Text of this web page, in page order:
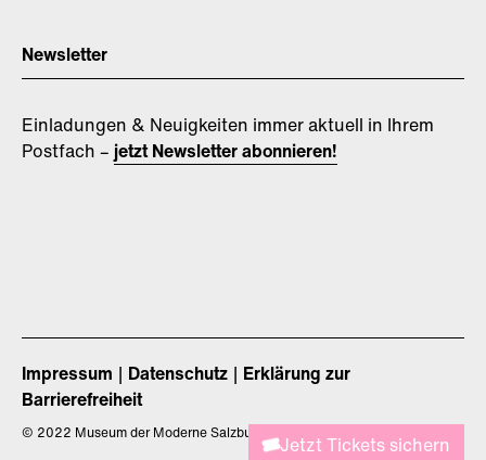
Newsletter
Einladungen & Neuigkeiten immer aktuell in Ihrem
Postfach – jetzt Newsletter abonnieren!
Impressum Datenschutz
Erklärung zur
Barrierefreiheit
© 2022 Museum der Moderne Salzburg Jetzt Tickets sichern